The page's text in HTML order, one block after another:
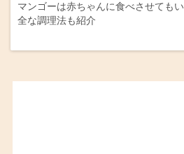
マンゴーは赤ちゃんに食べさせても
全な調理法も紹介